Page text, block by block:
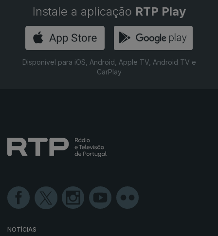
Instale a aplicação RTP Play
Disponível para iOS, Android, Apple TV, Android TV e
CarPlay
NOTÍCIAS